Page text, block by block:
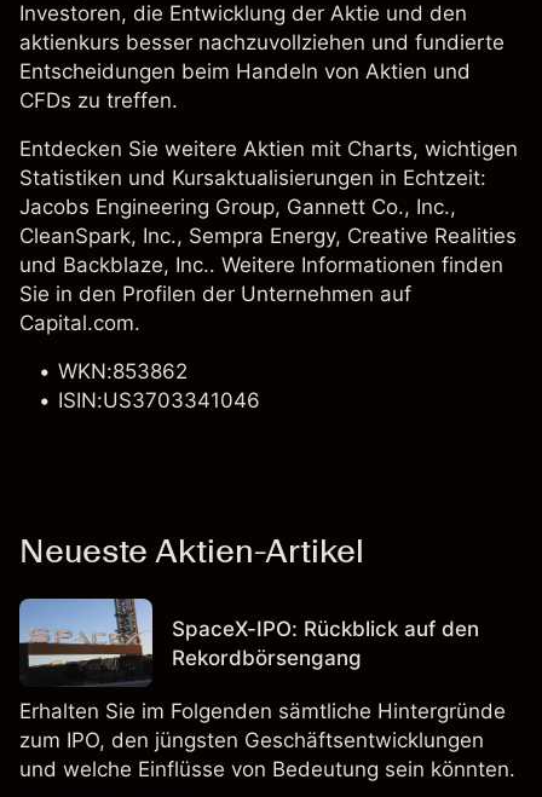
Investoren, die Entwicklung der Aktie und den
aktienkurs besser nachzuvollziehen und fundierte
Entscheidungen beim Handeln von Aktien und
CFDs zu treffen.
Entdecken Sie weitere Aktien mit Charts, wichtigen
Statistiken und Kursaktualisierungen in Echtzeit:
Jacobs Engineering Group, Gannett Co., Inc.,
CleanSpark, Inc., Sempra Energy, Creative Realities
und Backblaze, Inc.. Weitere Informationen finden
Sie in den Profilen der Unternehmen auf
Capital.com.
WKN:853862
ISIN:US3703341046
Neueste Aktien-Artikel
SpaceX-IPO: Rückblick auf den
Rekordbörsengang
Erhalten Sie im Folgenden sämtliche Hintergründe
zum IPO, den jüngsten Geschäftsentwicklungen
und welche Einflüsse von Bedeutung sein könnten.